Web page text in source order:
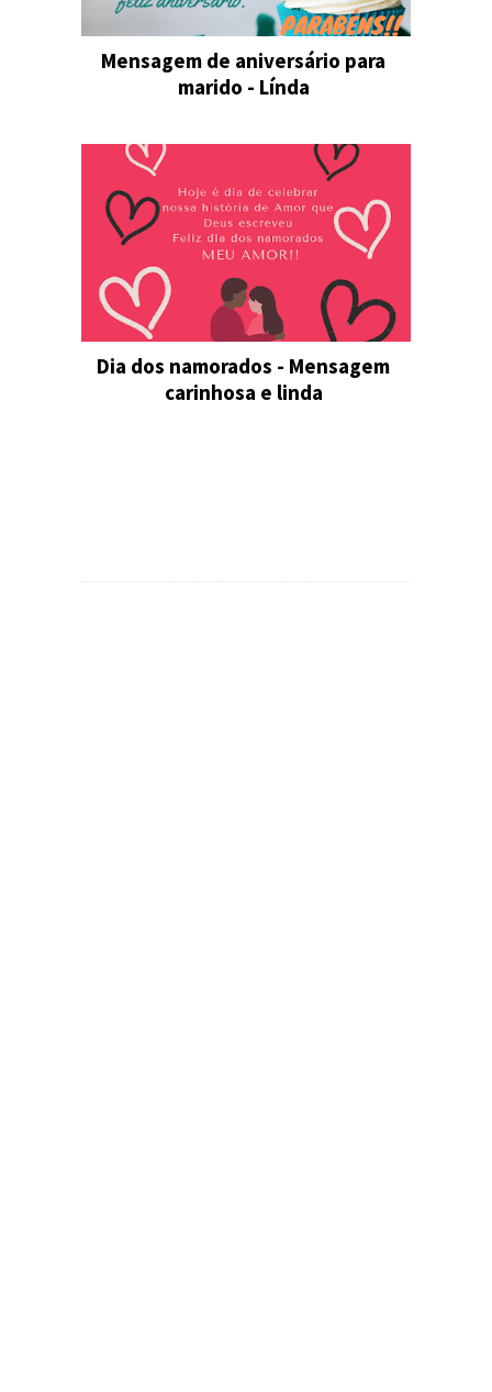
Mensagem de aniversário para
marido - Línda
Dia dos namorados - Mensagem
carinhosa e linda